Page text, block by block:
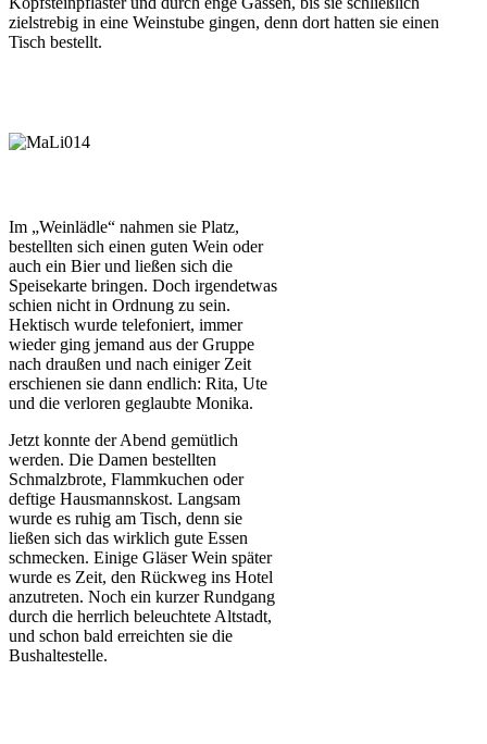
zielstrebig in eine Weinstube gingen, denn dort hatten sie einen
Tisch bestellt.
Im „Weinlädle“ nahmen sie Platz,
bestellten sich einen guten Wein oder
auch ein Bier und ließen sich die
Speisekarte bringen. Doch irgendetwas
schien nicht in Ordnung zu sein.
Hektisch wurde telefoniert, immer
wieder ging jemand aus der Gruppe
nach draußen und nach einiger Zeit
erschienen sie dann endlich: Rita, Ute
und die verloren geglaubte Monika.
Jetzt konnte der Abend gemütlich
werden. Die Damen bestellten
Schmalzbrote, Flammkuchen oder
deftige Hausmannskost. Langsam
wurde es ruhig am Tisch, denn sie
ließen sich das wirklich gute Essen
schmecken. Einige Gläser Wein später
wurde es Zeit, den Rückweg ins Hotel
anzutreten. Noch ein kurzer Rundgang
durch die herrlich beleuchtete Altstadt,
und schon bald erreichten sie die
Bushaltestelle.